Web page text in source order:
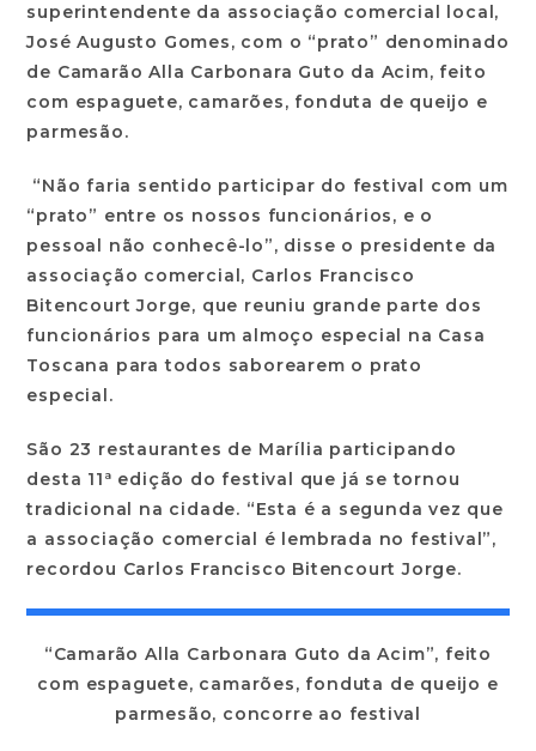
superintendente da associação comercial local,
José Augusto Gomes, com o “prato” denominado
de Camarão Alla Carbonara Guto da Acim, feito
com espaguete, camarões, fonduta de queijo e
parmesão.
“Não faria sentido participar do festival com um
“prato” entre os nossos funcionários, e o
pessoal não conhecê-lo”, disse o presidente da
associação comercial, Carlos Francisco
Bitencourt Jorge, que reuniu grande parte dos
funcionários para um almoço especial na Casa
Toscana para todos saborearem o prato
especial.
São 23 restaurantes de Marília participando
desta 11ª edição do festival que já se tornou
tradicional na cidade. “Esta é a segunda vez que
a associação comercial é lembrada no festival”,
recordou Carlos Francisco Bitencourt Jorge.
“Camarão Alla Carbonara Guto da Acim”, feito
com espaguete, camarões, fonduta de queijo e
parmesão, concorre ao festival